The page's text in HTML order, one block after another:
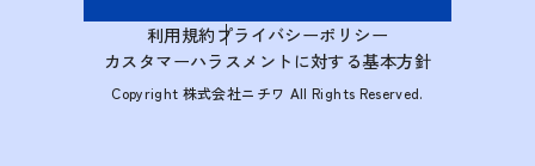
利用規約プライバシーポリシー
カスタマーハラスメントに対する基本方針
Copyright 株式会社ニチワ All Rights Reserved.